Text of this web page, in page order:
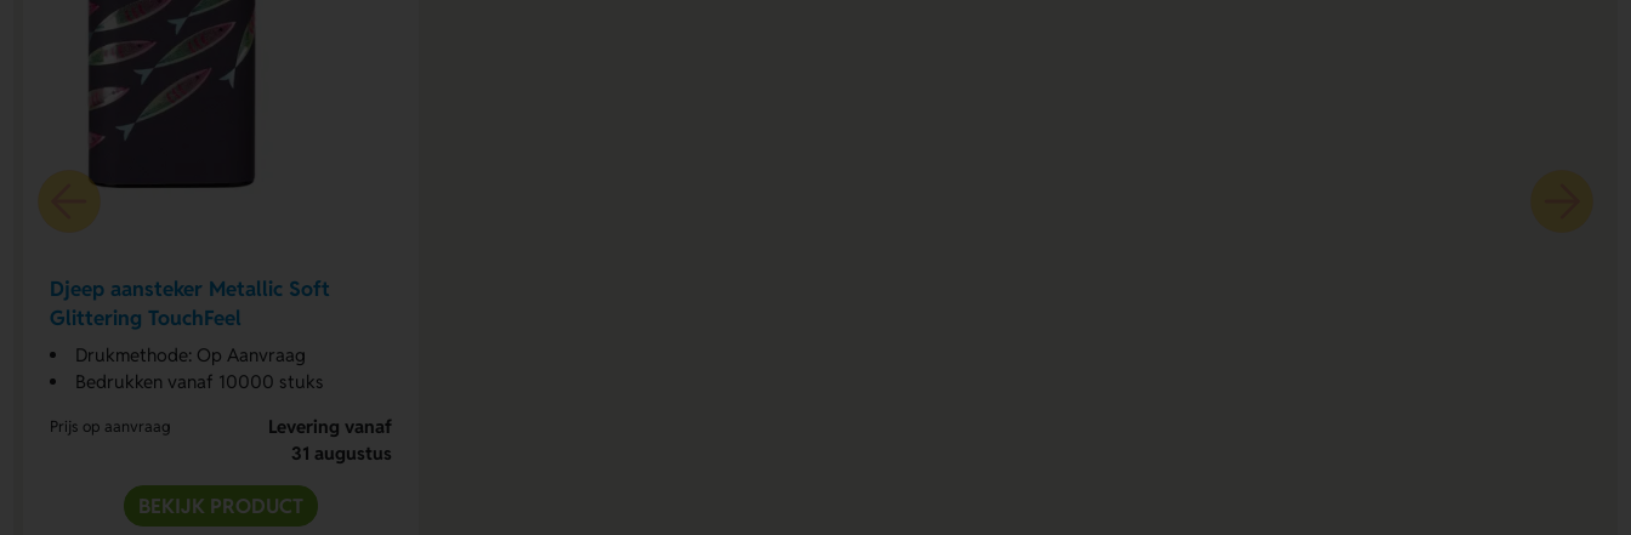
Djeep aansteker Metallic Soft
Glittering TouchFeel
Drukmethode: Op Aanvraag
Bedrukken vanaf 10000 stuks
Prijs op aanvraag
Levering vanaf
31 augustus
BEKIJK PRODUCT